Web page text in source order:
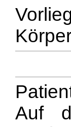
Auf